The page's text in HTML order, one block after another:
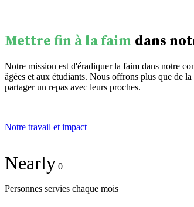
Mettre fin à la faim dans
Notre mission est d'éradiquer la faim dans notre
âgées et aux étudiants. Nous offrons plus que de
partager un repas avec leurs proches.
Notre travail et impact
Nearly 0
Personnes servies chaque mois